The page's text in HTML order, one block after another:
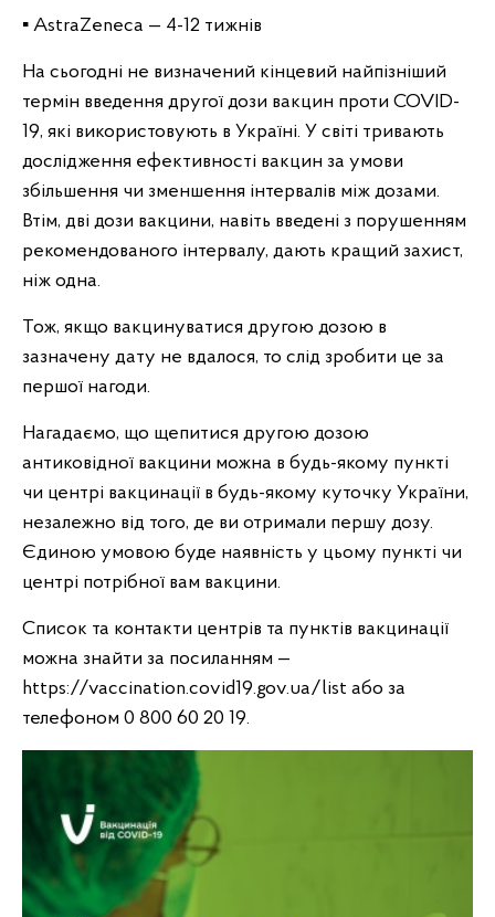
▪️ AstraZeneca — 4-12 тижнів
На сьогодні не визначений кінцевий найпізніший
термін введення другої дози вакцин проти COVID-
19, які використовують в Україні. У світі тривають
дослідження ефективності вакцин за умови
збільшення чи зменшення інтервалів між дозами.
Втім, дві дози вакцини, навіть введені з порушенням
рекомендованого інтервалу, дають кращий захист,
ніж одна.
Тож, якщо вакцинуватися другою дозою в
зазначену дату не вдалося, то слід зробити це за
першої нагоди.
Нагадаємо, що щепитися другою дозою
антиковідної вакцини можна в будь-якому пункті
чи центрі вакцинації в будь-якому куточку України,
незалежно від того, де ви отримали першу дозу.
Єдиною умовою буде наявність у цьому пункті чи
центрі потрібної вам вакцини.
Список та контакти центрів та пунктів вакцинації
можна знайти за посиланням —
https://vaccination.covid19.gov.ua/list або за
телефоном 0 800 60 20 19.